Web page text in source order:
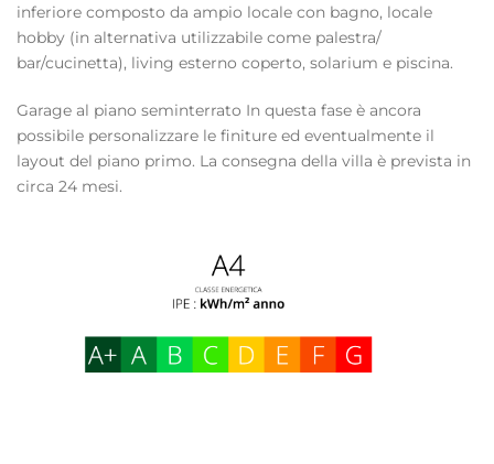
inferiore composto da ampio locale con bagno, locale
hobby (in alternativa utilizzabile come palestra/
bar/cucinetta), living esterno coperto, solarium e piscina.
Garage al piano seminterrato In questa fase è ancora
possibile personalizzare le finiture ed eventualmente il
layout del piano primo. La consegna della villa è prevista in
circa 24 mesi.